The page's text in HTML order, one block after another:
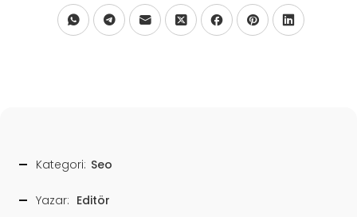
Kategori: Seo
Yazar: Editör